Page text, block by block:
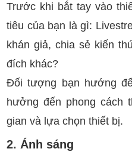
Trước khi bắt tay vào
tiêu của bạn là gì:
khán giả, chia sẻ kiến
đích khác?
Đối tượng bạn hướng
hưởng đến phong cách
gian và lựa chọn thiết bị.
2. Ánh sáng